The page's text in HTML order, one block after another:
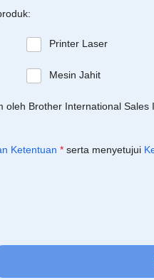
Printer Laser
Mesin Jahit
Brother International
Ketentuan * serta menyetujui